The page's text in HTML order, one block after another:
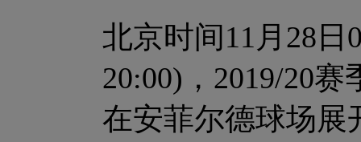
北京时间11月28日
20:00)，2019/20
在安菲尔德球场展